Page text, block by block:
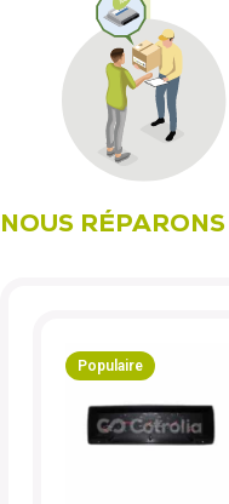
NOUS RÉPARONS
Populaire